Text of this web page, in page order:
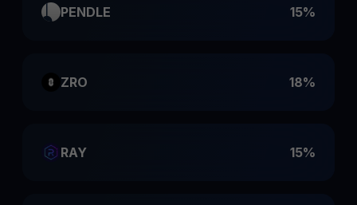
PENDLE 15%
ZRO 18%
RAY 15%